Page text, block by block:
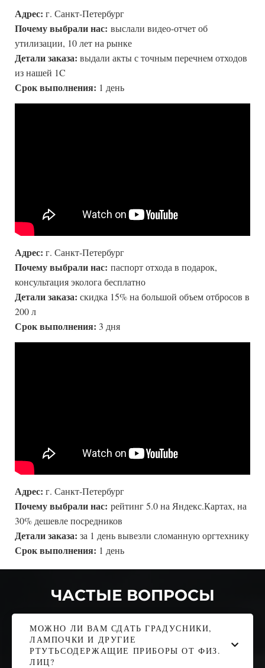
Адрес: г. Санкт-Петербург
Почему выбрали нас: выслали видео-отчет об
утилизации, 10 лет на рынке
Детали заказа: выдали акты с точным перечнем отходов
из нашей 1C
Срок выполнения: 1 день
Адрес: г. Санкт-Петербург
Почему выбрали нас: паспорт отхода в подарок,
консультация эколога бесплатно
Детали заказа: скидка 15% на большой объем отбросов в
200 л
Срок выполнения: 3 дня
Адрес: г. Санкт-Петербург
Почему выбрали нас: рейтинг 5.0 на Яндекс.Картах, на
30% дешевле посредников
Детали заказа: за 1 день вывезли сломанную оргтехнику
Срок выполнения: 1 день
ЧАСТЫЕ ВОПРОСЫ
МОЖНО ЛИ ВАМ СДАТЬ ГРАДУСНИКИ,
ЛАМПОЧКИ И ДРУГИЕ
РТУТЬСОДЕРЖАЩИЕ ПРИБОРЫ ОТ ФИЗ.
ЛИЦ?